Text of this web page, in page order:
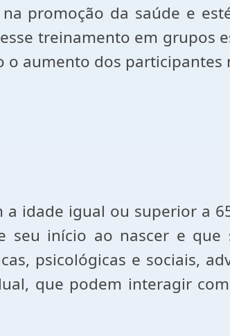
promoção da saúde e
treinamento em grupos
aumento dos participantes
idade igual ou superior a
seu início ao nascer e
psicológicas e sociais,
que podem interagir com